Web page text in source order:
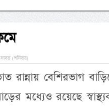
(শনিবার)
রান্নায় বেশিরভাগ
মধ্যেও রয়েছে